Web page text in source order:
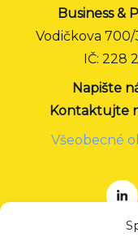
Business &
Vodičkova 700/
IČ: 228
Napište
Kontaktujte
Všeobecné